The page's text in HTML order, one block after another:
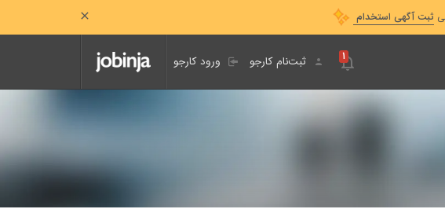
ثبت آگهی استخدام
ورود کارجو ثبت‌نام کارجو ۱